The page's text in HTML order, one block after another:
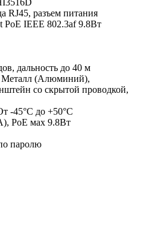
RJ45, разъем питания
PoE IEEE 802.3af 9.8Вт
дальность до 40 м
Металл (Алюминий),
со скрытой проводкой,
-45°С до +50°С
PoE мах 9.8Вт
паролю